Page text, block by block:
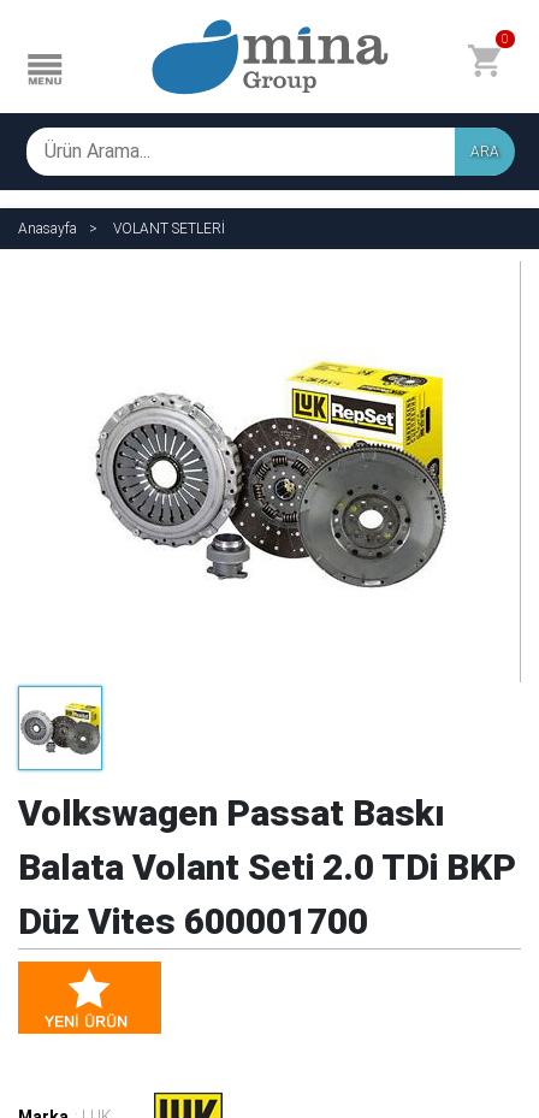
0
ARA
Anasayfa VOLANT SETLERİ
Volkswagen Passat Baskı
Balata Volant Seti 2.0 TDi BKP
Düz Vites 600001700